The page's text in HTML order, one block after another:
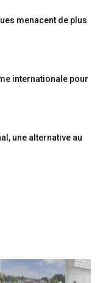
menacent de plus
internationale pour
une alternative au